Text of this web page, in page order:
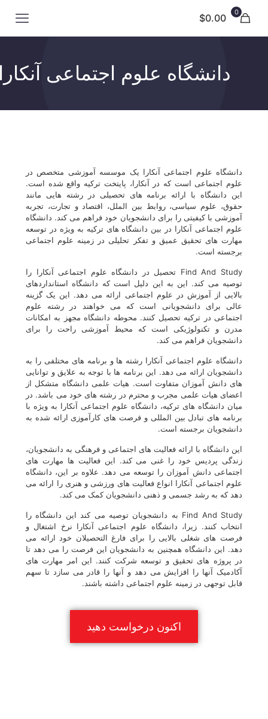
0
$0.00
دانشگاه علوم اجتماعی
دانشگاه علوم اجتماعی آنکارا یک موسسه آموزشی متخصص در
علوم اجتماعی است که در آنکارا، پایتخت ترکیه واقع شده است.
این دانشگاه با ارائه برنامه های تحصیلی در رشته هایی مانند
حقوق، علوم سیاسی، روابط بین الملل، اقتصاد و تجارت، تجربه
آموزشی با کیفیتی را برای دانشجویان خود فراهم می کند. دانشگاه
علوم اجتماعی آنکارا در بین دانشگاه های ترکیه به ویژه در توسعه
مهارت های تحقیق عمیق و تفکر تحلیلی در زمینه علوم اجتماعی
برجسته است.
Find And Study تحصیل در دانشگاه علوم اجتماعی آنکارا را
توصیه می کند. این به این دلیل است که دانشگاه استانداردهای
بالایی از آموزش در علوم اجتماعی ارائه می دهد. این یک گزینه
عالی برای دانشجویانی است که می خواهند در رشته علوم
اجتماعی در ترکیه تحصیل کنند. محوطه دانشگاه مجهز به امکانات
مدرن و تکنولوژیکی است که محیط آموزشی راحت را برای
دانشجویان فراهم می کند.
دانشگاه علوم اجتماعی آنکارا رشته ها و برنامه های مختلفی را به
دانشجویان ارائه می دهد. این برنامه ها با توجه به علایق و توانایی
های دانش آموزان متفاوت است. هیات علمی دانشگاه متشکل از
اعضای هیات علمی مجرب و محترم در رشته های خود می باشد. در
میان دانشگاه های ترکیه، دانشگاه علوم اجتماعی آنکارا به ویژه با
برنامه های تبادل بین المللی و فرصت های کارآموزی ارائه شده به
دانشجویان برجسته است.
این دانشگاه با ارائه فعالیت های اجتماعی و فرهنگی به دانشجویان،
زندگی پردیس خود را غنی می کند. این فعالیت ها مهارت های
اجتماعی دانش آموزان را توسعه می دهد. علاوه بر این، دانشگاه
علوم اجتماعی آنکارا انواع فعالیت های ورزشی و هنری را ارائه می
دهد که به رشد جسمی و ذهنی دانشجویان کمک می کند.
Find And Study به دانشجویان توصیه می کند این دانشگاه را
انتخاب کنند. زیرا، دانشگاه علوم اجتماعی آنکارا نرخ اشتغال و
فرصت های شغلی بالایی را برای فارغ التحصیلان خود ارائه می
دهد. این دانشگاه همچنین به دانشجویان این فرصت را می دهد تا
در پروژه های تحقیق و توسعه شرکت کنند. این امر مهارت های
آکادمیک آنها را افزایش می دهد و آنها را قادر می سازد تا سهم
قابل توجهی در زمینه علوم اجتماعی داشته باشند.
اکنون درخواست دهید